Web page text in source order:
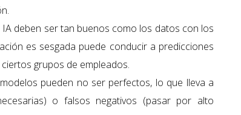
deben ser tan buenos como los datos con los
es sesgada puede conducir a predicciones
grupos de empleados.
pueden no ser perfectos, lo que lleva a
o falsos negativos (pasar por alto